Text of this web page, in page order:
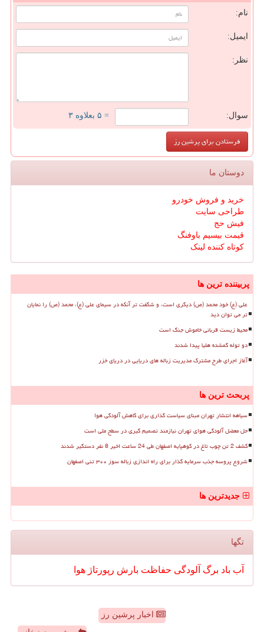
نام:
ایمیل:
نظر:
سوال: = ۵ بعلاوه ۳
دوستان ما
خرید و فروش خودرو
طراحی سایت
فیش حج
قیمت بیسیم باوفنگ
کوتاه کننده لینک
پربیننده ترین ها
علی (ع) خود محمد (ص) دیگری است، و شگفت تر آنکه در سیمای علی (ع)، محمد (ص) را نمایان
تر می توان دید
محیط زیست قربانی خاموش جنگ است
دو توله گمشده هلیا پیدا شدند
آغاز اجرای طرح مشترک مدیریت زباله های دریایی در دریای خزر
پربحث ترین ها
سیاهه انتشار تهران مبنای سیاست گذاری برای کاهش آلودگی هوا
حل معضل آلودگی هوای تهران نیازمند تصمیم گیری در سطح ملی است
کشف 2 تن چوب تاغ در کوهپایه اصفهان طی 24 ساعت اخیر 8 نفر دستگیر شدند
شروع پروسه جذب سرمایه گذار برای راه اندازی زباله سوز ۳۰۰ تنی اصفهان
جدیدترین ها
تگها
آب باد برگ آلودگی حفاظت بارش رپورتاژ هوا
اخبار پرشین رز